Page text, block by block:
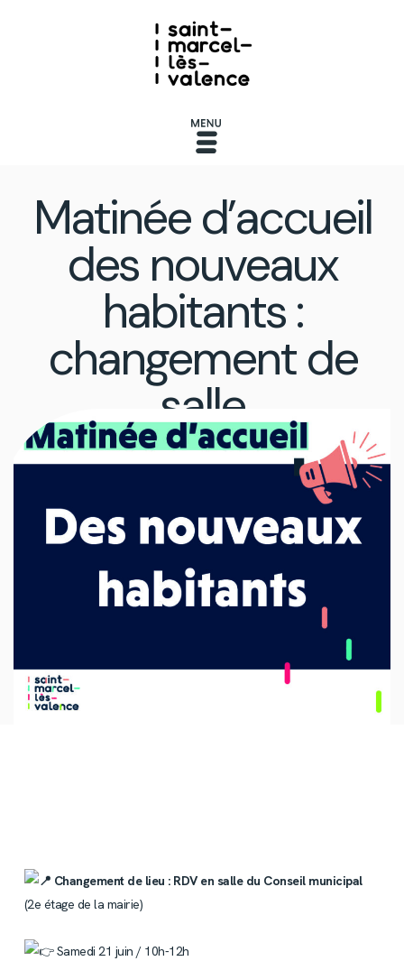
Matinée d’accueil
des nouveaux
habitants :
changement de
salle
Changement de lieu : RDV en salle du Conseil municipal
(2e étage de la mairie)
Samedi 21 juin / 10h-12h